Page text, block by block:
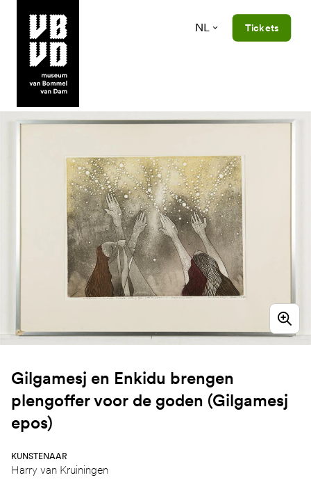
museum van Bommel van Dam
NL Tickets
Gilgamesj en Enkidu brengen
plengoffer voor de goden (Gilgamesj
epos)
KUNSTENAAR
Harry van Kruiningen